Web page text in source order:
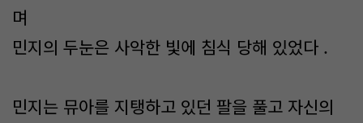
며
민지의 두눈은 사악한 빛에 침식 당해 있었다 .
민지는 뮤아를 지탱하고 있던 팔을 풀고 자신의